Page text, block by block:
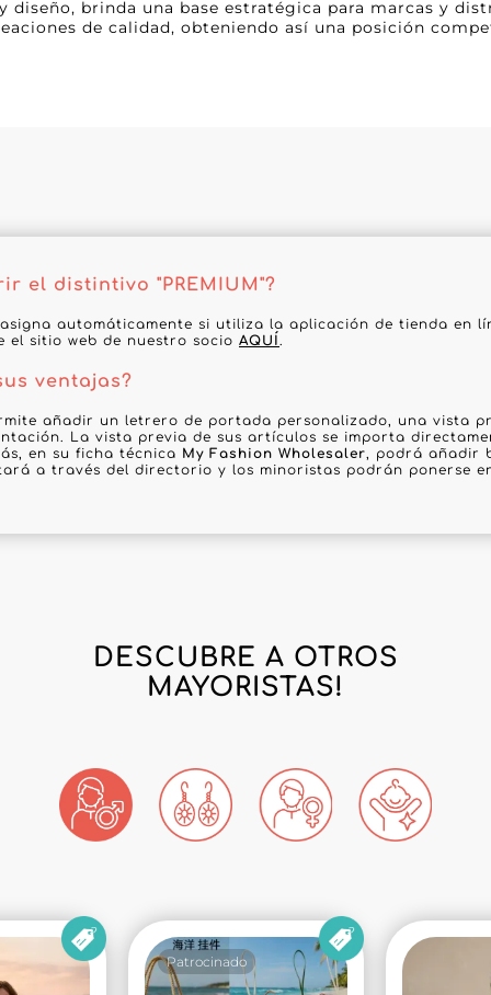
diseño, brinda una base estratégica para marcas y
de calidad, obteniendo así una posición
el distintivo "PREMIUM"?
automáticamente si utiliza la aplicación de tienda en
el sitio web de nuestro socio AQUÍ.
ventajas?
añadir un letrero de portada personalizado, una vista
La vista previa de sus artículos se importa
en su ficha técnica My Fashion Wholesaler, podrá añadir
a través del directorio y los minoristas podrán ponerse
DESCUBRE A OTROS
MAYORISTAS!
Patrocinado